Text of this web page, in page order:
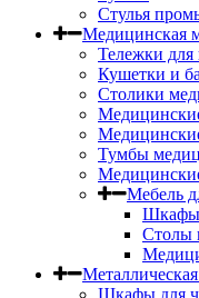
Стулья
Медицинская
Тележки для
Кушетки и
Столики
Тумбы
Мебель
Шкафы
Столы
Шкафы для